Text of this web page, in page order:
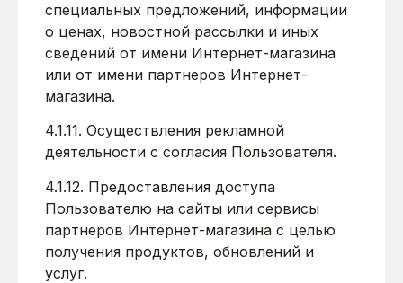
специальных предложений, информации
о ценах, новостной рассылки и иных
сведений от имени Интернет-магазина
или от имени партнеров Интернет-
магазина.
4.1.11. Осуществления рекламной
деятельности с согласия Пользователя.
4.1.12. Предоставления доступа
Пользователю на сайты или сервисы
партнеров Интернет-магазина с целью
получения продуктов, обновлений и
услуг.